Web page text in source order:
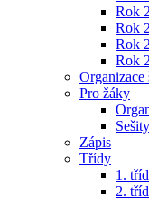
Rok
Rok
Rok
Rok
Organizace
Pro žáky
Zápis
Třídy
1.
2.